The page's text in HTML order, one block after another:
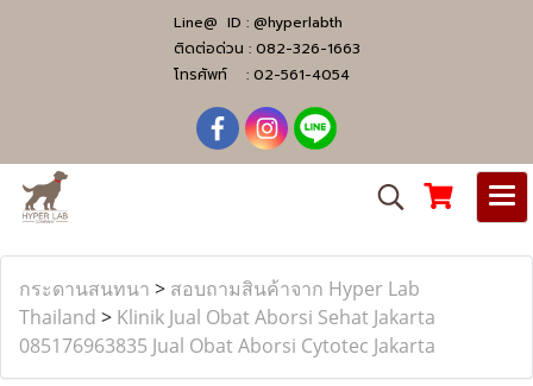
Line@ ID : @hyperlabth
ติดต่อด่วน : 082-326-1663
โทรศัพท์ : 02-561-4054
กระดานสนทนา > สอบถามสินค้าจาก Hyper Lab
Thailand > Klinik Jual Obat Aborsi Sehat Jakarta ​​
085176963835​ Jual Obat Aborsi Cytotec Jakarta